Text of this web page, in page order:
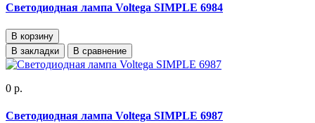
Светодиодная лампа Voltega SIMPLE 6984
В корзину
В закладки
В сравнение
0 р.
Светодиодная лампа Voltega SIMPLE 6987